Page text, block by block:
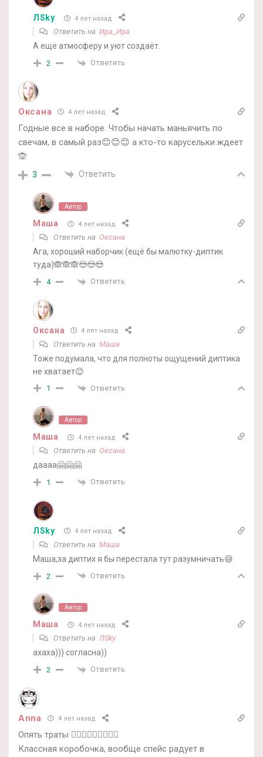
ЛSky 4 лет назад
Ответить на Ира_Ира
А ещё атмосферу и уют создаёт.
2 Ответить
Оксана 4 лет назад
Годные все в наборе. Чтобы начать маньячить по
свечам, в самый раз😊😊😊 а кто-то карусельки ждеет
🙊
3 Ответить
Автор
Маша 4 лет назад
Ответить на Оксана
Ага, хороший наборчик (ещё бы малютку-диптик
туда)🙈🙈🙈😍😍😍
4 Ответить
Оксана 4 лет назад
Ответить на Маша
Тоже подумала, что для полноты ощущений диптика
не хватает😊
1 Ответить
Автор
Маша 4 лет назад
Ответить на Оксана
даааа🤗🤗🤗
1 Ответить
ЛSky 4 лет назад
Ответить на Маша
Маша,за диптих я бы перестала тут разумничать😅
2 Ответить
Автор
Маша 4 лет назад
Ответить наЛSky
ахаха))) согласна))
2 Ответить
Anna 4 лет назад
Опять траты 🤦🏻‍♀️🤦🏻‍♀️🤦🏻‍♀️
Классная коробочка, вообще спейс радует в